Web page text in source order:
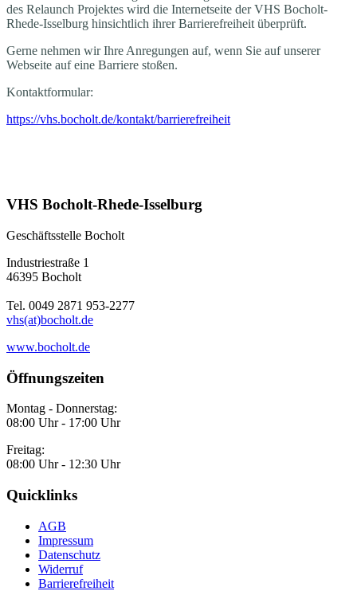
des Relaunch Projektes wird die Internetseite der VHS Bocholt-
Rhede-Isselburg hinsichtlich ihrer Barrierefreiheit überprüft.
Gerne nehmen wir Ihre Anregungen auf, wenn Sie auf unserer
Webseite auf eine Barriere stoßen.
Kontaktformular:
https://vhs.bocholt.de/kontakt/barrierefreiheit
VHS Bocholt-Rhede-Isselburg
Geschäftsstelle Bocholt
Industriestraße 1
46395 Bocholt
Tel. 0049 2871 953-2277
vhs(at)bocholt.de
www.bocholt.de
Öffnungszeiten
Montag - Donnerstag:
08:00 Uhr - 17:00 Uhr
Freitag:
08:00 Uhr - 12:30 Uhr
Quicklinks
AGB
Impressum
Datenschutz
Widerruf
Barrierefreiheit